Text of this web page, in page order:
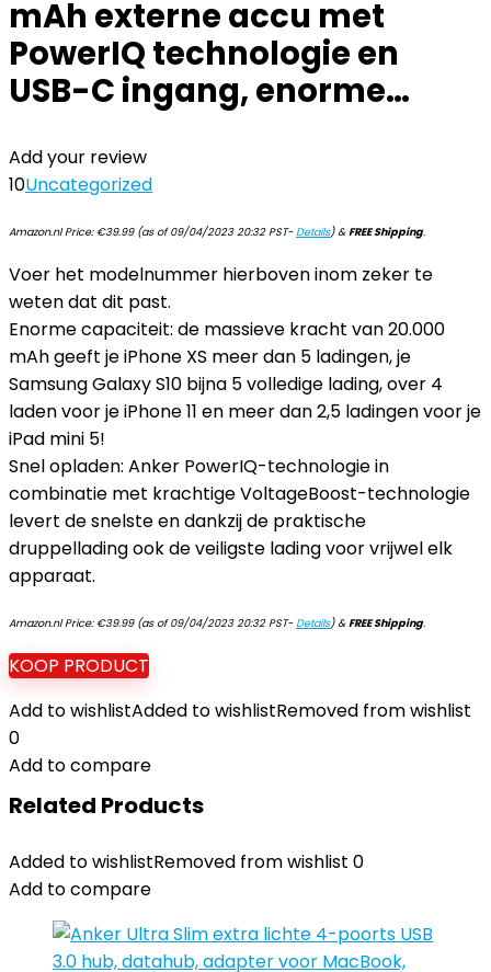
mAh externe accu met
PowerIQ technologie en
USB-C ingang, enorme…
Add your review
10Uncategorized
Amazon.nl Price: €39.99(as of 09/04/2023 20:32 PST-Details)&FREE Shipping.
Voer het modelnummer hierboven inom zeker te
weten dat dit past.
Enorme capaciteit: de massieve kracht van 20.000
mAh geeft je iPhone XS meer dan 5 ladingen, je
Samsung Galaxy S10 bijna 5 volledige lading, over 4
laden voor je iPhone 11 en meer dan 2,5 ladingen voor je
iPad mini 5!
Snel opladen: Anker PowerIQ-technologie in
combinatie met krachtige VoltageBoost-technologie
levert de snelste en dankzij de praktische
druppellading ook de veiligste lading voor vrijwel elk
apparaat.
Amazon.nl Price: €39.99(as of 09/04/2023 20:32 PST-Details)&FREE Shipping.
KOOP PRODUCT
Add to wishlistAdded to wishlistRemoved from wishlist
0
Add to compare
Related Products
Added to wishlistRemoved from wishlist 0
Add to compare